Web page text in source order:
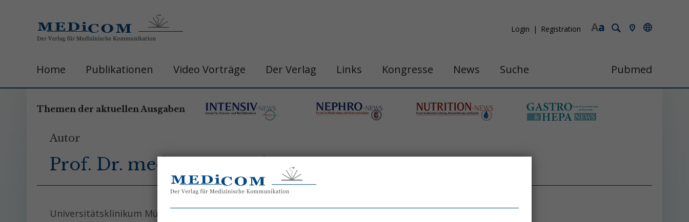
a
A
Login Registration
Home Publikationen Video Vorträge Der Verlag Links Kongresse News Suche Pubmed
Themen der aktuellen Ausgaben
Autor
Prof. Dr. med. Eva Brand
Universitätsklinikum Münster, Medizinische Klinik und Poliklinik D